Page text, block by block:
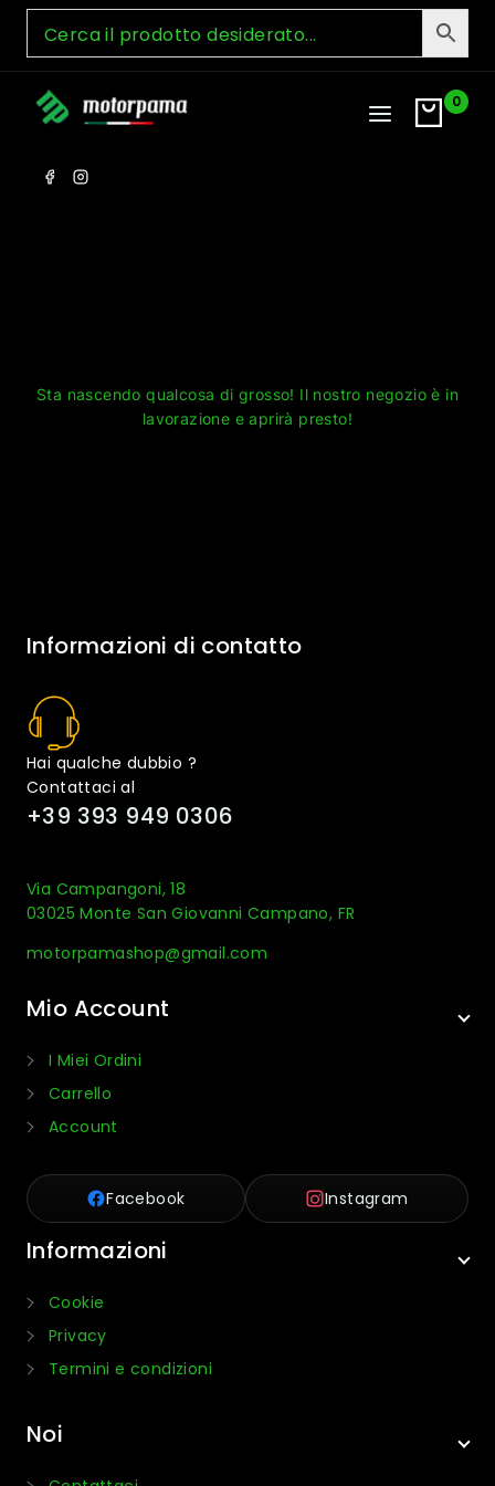
Skip
content
0
Sta nascendo qualcosa di grosso! Il nostro negozio è in
lavorazione e aprirà presto!
Informazioni di contatto
Hai qualche dubbio ?
Contattaci al
+39 393 949 0306
Via Campangoni, 18
03025 Monte San Giovanni Campano, FR
motorpamashop@gmail.com
Mio Account
I Miei Ordini
Carrello
Account
Facebook Instagram
Informazioni
Cookie
Privacy
Termini e condizioni
Noi